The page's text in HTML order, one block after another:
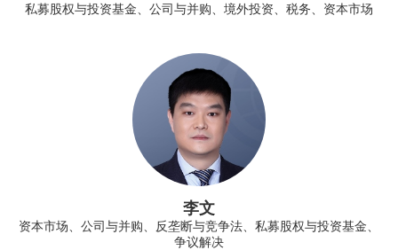
私募股权与投资基金、公司与并购、境外投资、税务、资本市场
李文
资本市场、公司与并购、反垄断与竞争法、私募股权与投资基金、
争议解决